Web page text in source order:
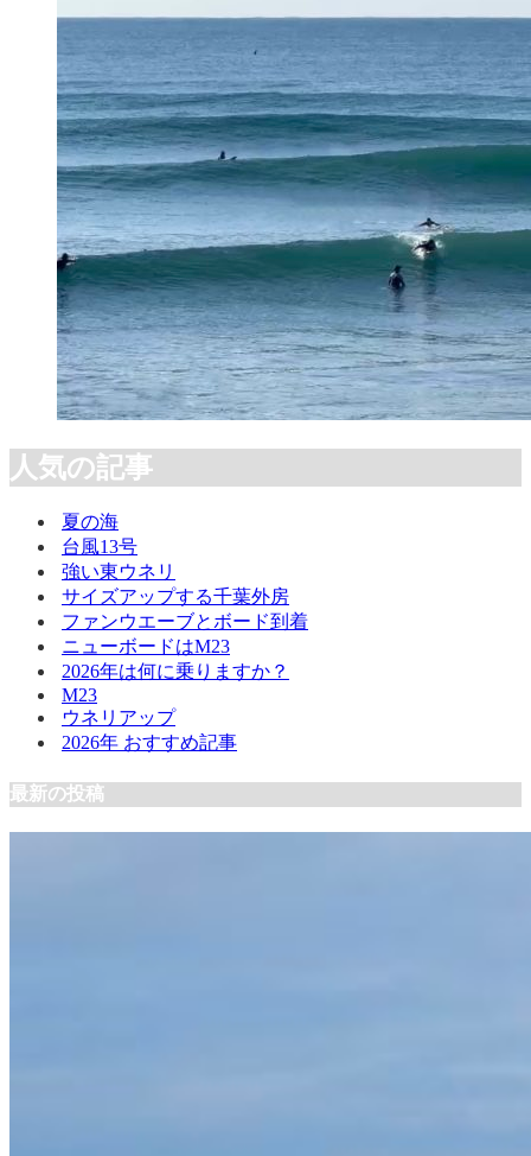
人気の記事
夏の海
台風13号
強い東ウネリ
サイズアップする千葉外房
ファンウエーブとボード到着
ニューボードはM23
2026年は何に乗りますか？
M23
ウネリアップ
2026年 おすすめ記事
最新の投稿